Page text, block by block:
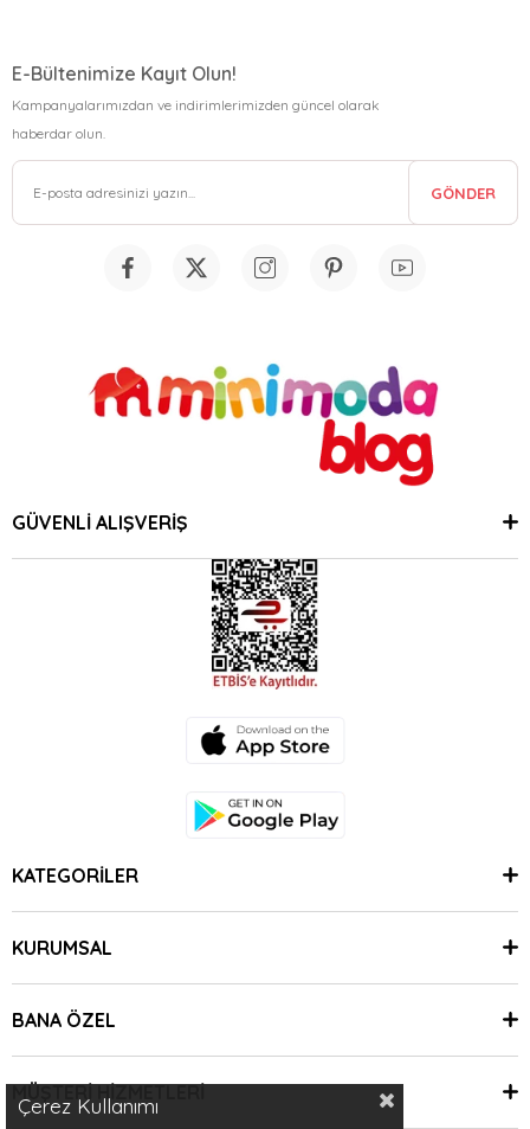
E-Bültenimize Kayıt Olun!
Kampanyalarımızdan ve indirimlerimizden güncel olarak
haberdar olun.
GÖNDER
GÜVENLİ ALIŞVERİŞ
KATEGORİLER
KURUMSAL
BANA ÖZEL
MÜŞTERİ HİZMETLERİ
Çerez Kullanımı